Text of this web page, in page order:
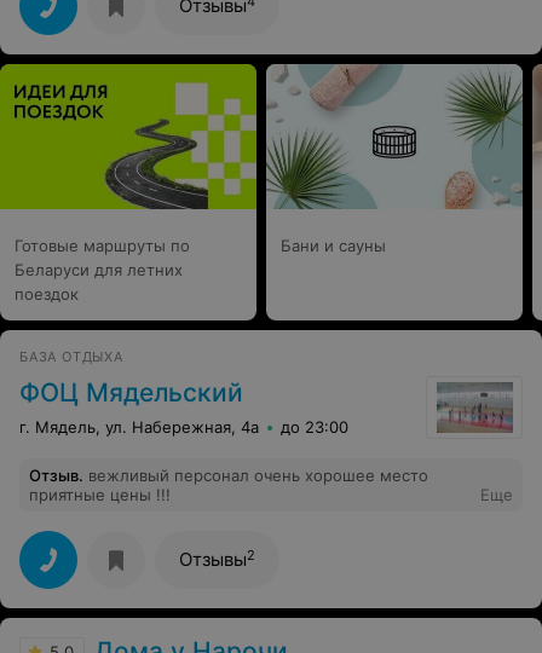
Отзывы
Готовые маршруты по
Беларуси для летних
поездок
Бани и сауны
БАЗА ОТДЫХА
ФОЦ Мядельский
г. Мядель, ул. Набережная, 4а до 23:00
Отзыв. вежливый персонал очень хорошее место
приятные цены !!!
Еще
Отзывы2